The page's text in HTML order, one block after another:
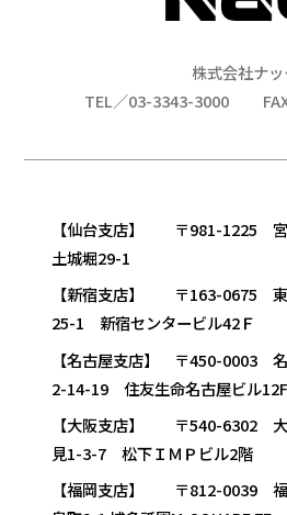
株式会社ナッ
TEL／03-3343-3000
【仙台支店】 〒981-1225 宮
土城堀29-1
【新宿支店】 〒163-0675 東
25-1 新宿センタービル42Ｆ
【名古屋支店】 〒450-0003
2-14-19 住友生命名古屋ビル12F
【大阪支店】 〒540-6302 大
見1-3-7 松下ＩＭＰビル2階
【福岡支店】 〒812-0039 福